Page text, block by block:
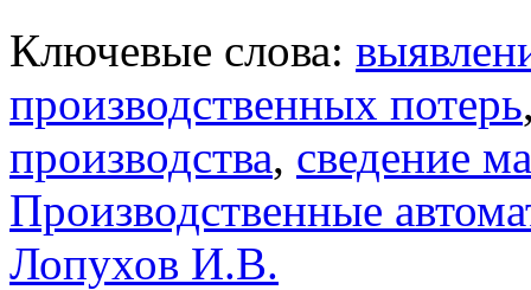
Ключевые слова:
производственных потерь
производства, сведение
Производственные
Лопухов И.В.